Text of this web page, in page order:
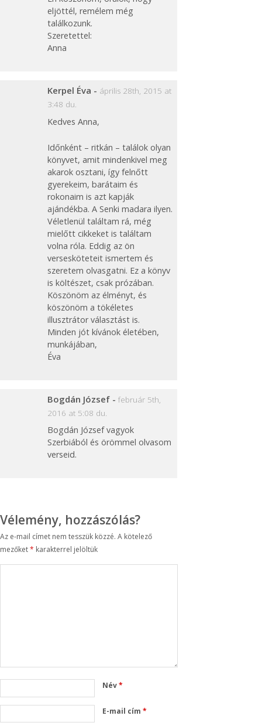
eljöttél, remélem még
találkozunk.
Szeretettel:
Anna
Kerpel Éva - április 28th, 2015 at
3:48 du.
Kedves Anna,
Időnként – ritkán – találok olyan
könyvet, amit mindenkivel meg
akarok osztani, így felnőtt
gyerekeim, barátaim és
rokonaim is azt kapják
ajándékba. A Senki madara ilyen.
Véletlenül találtam rá, még
mielőtt cikkeket is találtam
volna róla. Eddig az ön
versesköteteit ismertem és
szeretem olvasgatni. Ez a könyv
is költészet, csak prózában.
Köszönöm az élményt, és
köszönöm a tökéletes
illusztrátor választást is.
Minden jót kívánok életében,
munkájában,
Éva
Bogdán József - február 5th,
2016 at 5:08 du.
Bogdán József vagyok
Szerbiából és örömmel olvasom
verseid.
Vélemény, hozzászólás?
Az e-mail címet nem tesszük közzé. A kötelező
mezőket* karakterrel jelöltük
Név*
E-mail cím*